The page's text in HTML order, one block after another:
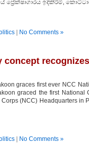
ඉදිකිරීම්,
| No Comments »
concept
graces first ever NCC
graced the first National
(NCC) Headquarters in
| No Comments »